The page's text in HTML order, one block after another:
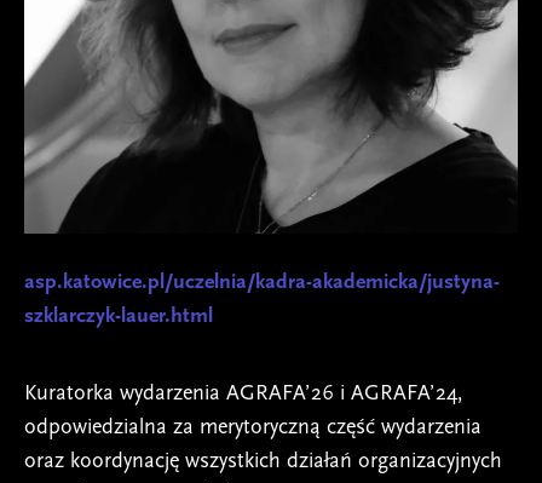
asp.katowice.pl/uczelnia/kadra-akademicka/justyna-
szklarczyk-lauer.html
Kuratorka wydarzenia AGRAFA’26 i AGRAFA’24,
odpowiedzialna za merytoryczną część wydarzenia
oraz koordynację wszystkich działań organizacyjnych